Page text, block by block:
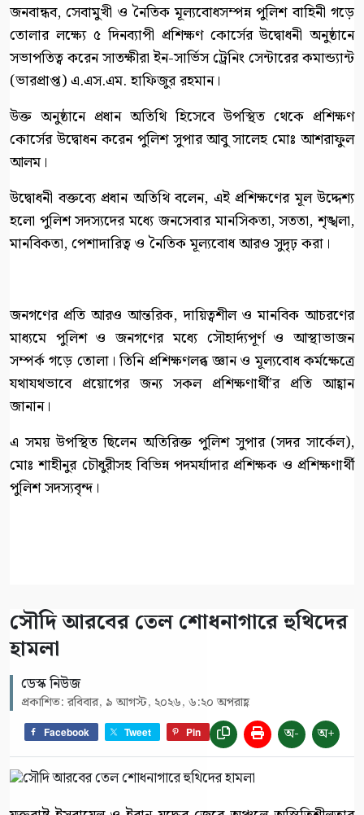
জনবান্ধব, সেবামুখী ও নৈতিক মূল্যবোধসম্পন্ন পুলিশ বাহিনী গড়ে
তোলার লক্ষ্যে ৫ দিনব্যাপী প্রশিক্ষণ কোর্সের উদ্বোধনী অনুষ্ঠানে
সভাপতিত্ব করেন সাতক্ষীরা ইন-সার্ভিস ট্রেনিং সেন্টারের কমান্ড্যান্ট
(ভারপ্রাপ্ত) এ.এস.এম. হাফিজুর রহমান।
উক্ত অনুষ্ঠানে প্রধান অতিথি হিসেবে উপস্থিত থেকে প্রশিক্ষণ
কোর্সের উদ্বোধন করেন পুলিশ সুপার আবু সালেহ মোঃ আশরাফুল
আলম।
উদ্বোধনী বক্তব্যে প্রধান অতিথি বলেন, এই প্রশিক্ষণের মূল উদ্দেশ্য
হলো পুলিশ সদস্যদের মধ্যে জনসেবার মানসিকতা, সততা, শৃঙ্খলা,
মানবিকতা, পেশাদারিত্ব ও নৈতিক মূল্যবোধ আরও সুদৃঢ় করা।
জনগণের প্রতি আরও আন্তরিক, দায়িত্বশীল ও মানবিক আচরণের
মাধ্যমে পুলিশ ও জনগণের মধ্যে সৌহার্দ্যপূর্ণ ও আস্থাভাজন
সম্পর্ক গড়ে তোলা। তিনি প্রশিক্ষণলব্ধ জ্ঞান ও মূল্যবোধ কর্মক্ষেত্রে
যথাযথভাবে প্রয়োগের জন্য সকল প্রশিক্ষণার্থী’র প্রতি আহ্বান
জানান।
এ সময় উপস্থিত ছিলেন অতিরিক্ত পুলিশ সুপার (সদর সার্কেল),
মোঃ শাহীনুর চৌধুরীসহ বিভিন্ন পদমর্যাদার প্রশিক্ষক ও প্রশিক্ষণার্থী
পুলিশ সদস্যবৃন্দ।
সৌদি আরবের তেল শোধনাগারে হুথিদের
হামলা
ডেস্ক নিউজ
প্রকাশিত: রবিবার, ৯ আগস্ট, ২০২৬, ৬:২০ অপরাহ্ণ
Facebook Tweet Pin অ- অ+